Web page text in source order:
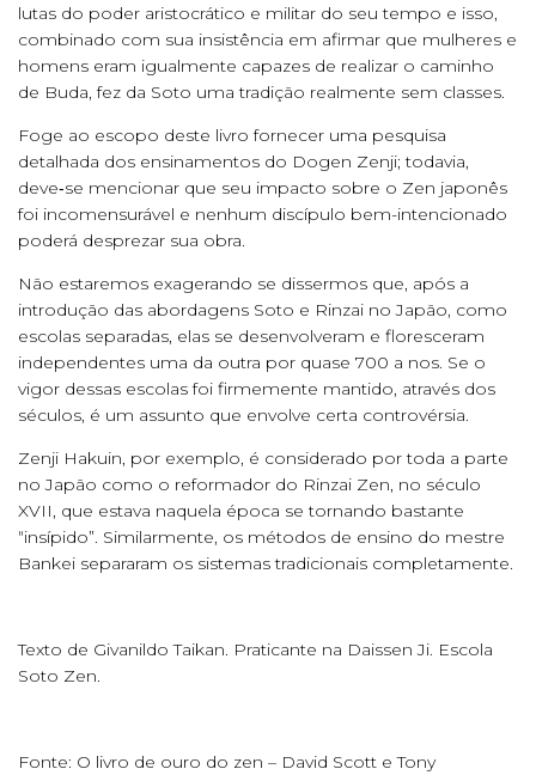
lutas do poder aristocrático e militar do seu tempo e isso,
combinado com sua insistência em afirmar que mulheres e
homens eram igualmente capazes de realizar o caminho
de Buda, fez da Soto uma tradição realmente sem classes.
Foge ao escopo deste livro fornecer uma pesquisa
detalhada dos ensinamentos do Dogen Zenji; todavia,
deve‑se mencionar que seu impacto sobre o Zen japonês
foi incomensurável e nenhum discípulo bem-intencionado
poderá desprezar sua obra.
Não estaremos exagerando se dissermos que, após a
introdução das abordagens Soto e Rinzai no Japão, como
escolas separadas, elas se desenvolveram e floresceram
independentes uma da outra por quase 700 a nos. Se o
vigor dessas escolas foi firmemente mantido, através dos
séculos, é um assunto que envolve certa controvérsia.
Zenji Hakuin, por exemplo, é considerado por toda a parte
no Japão como o reformador do Rinzai Zen, no século
XVII, que estava naquela época se tornando bastante
ʺinsípido”. Similarmente, os métodos de ensino do mestre
Bankei separaram os sistemas tradicionais completamente.
Texto de Givanildo Taikan. Praticante na Daissen Ji. Escola
Soto Zen.
Fonte: O livro de ouro do zen – David Scott e Tony